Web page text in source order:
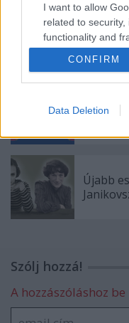
I want to allow
related to
functionality and
CONFIRM
Data Deletion
Móra
Újabb
Szólj hozzá!
A hozzászóláshoz